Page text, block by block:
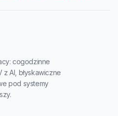
cogodzinne
AI, błyskawiczne
pod systemy